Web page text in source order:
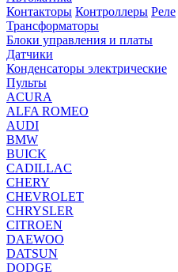
Контакторы Контроллеры Реле
Трансформаторы
Блоки управления и платы
Датчики
Конденсаторы электрические
Пульты
ACURA
ALFA ROMEO
AUDI
BMW
BUICK
CADILLAC
CHERY
CHEVROLET
CHRYSLER
CITROEN
DAEWOO
DATSUN
DODGE